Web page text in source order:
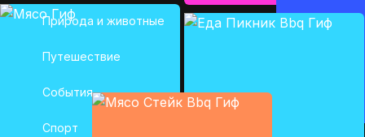
Природа и животные
Путешествие
События
Спорт